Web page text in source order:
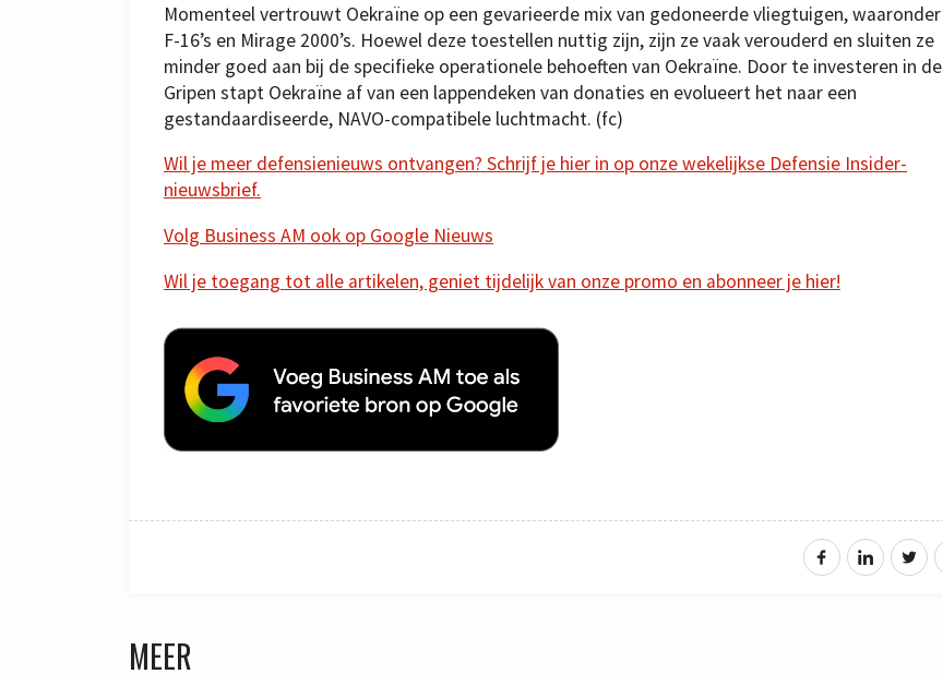
Momenteel vertrouwt Oekraïne op een gevarieerde mix van gedoneerde vliegtuigen, waaronder
F-16’s en Mirage 2000’s. Hoewel deze toestellen nuttig zijn, zijn ze vaak verouderd en sluiten ze
minder goed aan bij de specifieke operationele behoeften van Oekraïne. Door te investeren in de
Gripen stapt Oekraïne af van een lappendeken van donaties en evolueert het naar een
gestandaardiseerde, NAVO-compatibele luchtmacht. (fc)
Wil je meer defensienieuws ontvangen? Schrijf je hier in op onze wekelijkse Defensie Insider-
nieuwsbrief.
Volg Business AM ook op Google Nieuws
Wil je toegang tot alle artikelen, geniet tijdelijk van onze promo en abonneer je hier!
MEER